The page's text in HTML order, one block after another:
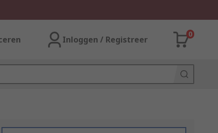
Inloggen / Registreer
0